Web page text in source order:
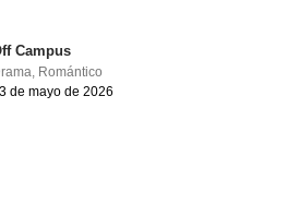
Campus
, Romántico
de mayo de 2026